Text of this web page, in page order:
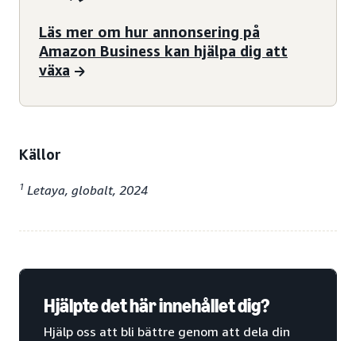
Läs mer om hur annonsering på
Amazon Business kan hjälpa dig att
växa
Källor
1 Letaya, globalt, 2024
Hjälpte det här innehållet dig?
Hjälp oss att bli bättre genom att dela din